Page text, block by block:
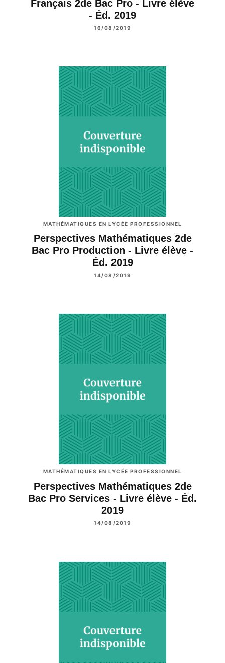
Français 2de Bac Pro - Livre élève
- Éd. 2019
16/08/2019
MATHÉMATIQUES EN LYCÉE PROFESSIONNEL
Perspectives Mathématiques 2de
Bac Pro Production - Livre élève -
Éd. 2019
14/08/2019
MATHÉMATIQUES EN LYCÉE PROFESSIONNEL
Perspectives Mathématiques 2de
Bac Pro Services - Livre élève - Éd.
2019
14/08/2019